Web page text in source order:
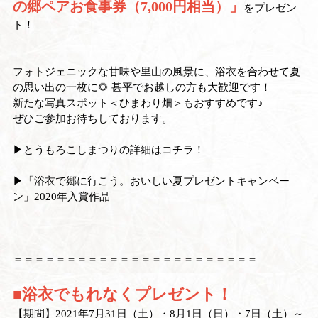
の郷ペアお食事券（7,000円相当）」
をプレゼン
ト！
フォトジェニックな甘味や里山の風景に、浴衣を合わせて夏
の思い出の一枚に🌻 甚平でお越しの方も大歓迎です！
新たな写真スポット＜ひまわり畑＞もおすすめです♪
ぜひご参加お待ちしております。
▶ とうもろこしまつりの詳細はコチラ！
▶
「浴衣で郷に行こう。おいしい夏プレゼントキャンペー
ン」2020年入賞作品
＝＝＝＝＝＝＝＝＝＝＝＝＝＝＝＝＝＝＝＝＝＝＝
■浴衣でもれなくプレゼント！
【期間】2021年7月31日（土）・8月1日（日）・7日（土）～